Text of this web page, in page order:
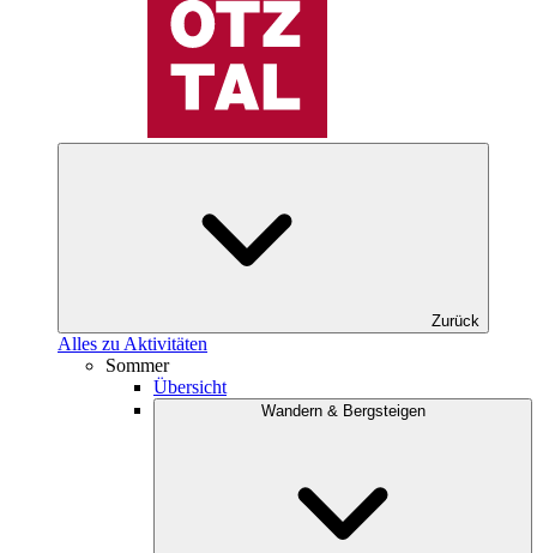
Zurück
Alles zu Aktivitäten
Sommer
Übersicht
Wandern & Bergsteigen